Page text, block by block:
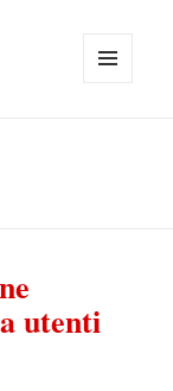
utenti